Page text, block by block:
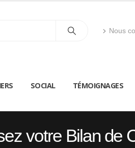
Nous
SOCIAL TÉMOIGNAGES
votre Bilan de